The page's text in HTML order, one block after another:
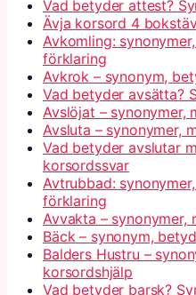
Vad betyder attest?
Ävja korsord 4
Avkomling:
förklaring
Avkrok – synonym,
Vad betyder avsätta?
Avslöjat – synonymer,
Avsluta – synonymer,
Vad betyder avslutar
korsordssvar
Avtrubbad:
förklaring
Avvakta –
Bäck – synonym,
Balders Hustru –
korsordshjälp
Vad betyder barsk?